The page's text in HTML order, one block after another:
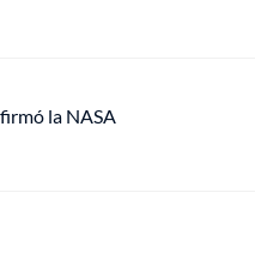
la NASA